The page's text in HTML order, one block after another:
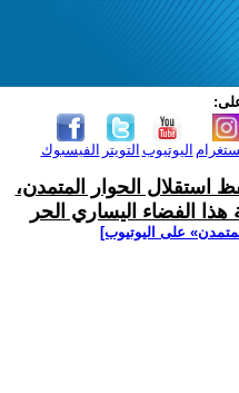
الفيسبوك التويتر اليوتيوب
استقلال الحوار المتمدن،
الفضاء اليساري الحر
على اليوتيوب]